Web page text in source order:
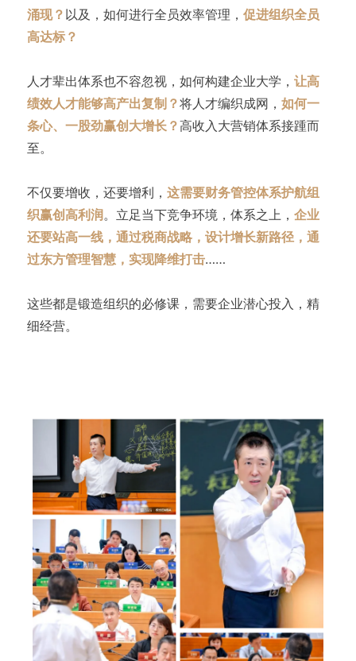
涌现？ 以及，如何进行全员效率管理， 促进组织全员
高达标？
人才辈出体系也不容忽视，如何构建企业大学， 让高
绩效人才能够高产出复制？将人才编织成网， 如何一
条心、一股劲赢创大增长？高收入大营销体系接踵而
至。
不仅要增收，还要增利， 这需要财务管控体系护航组
织赢创高利润。立足当下竞争环境，体系之上， 企业
还要站高一线，通过税商战略，设计增长新路径，通
过东方管理智慧，实现降维打击……
这些都是锻造组织的必修课，需要企业潜心投入，精
细经营。